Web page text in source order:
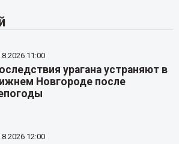
11:00
урагана устраняют в
Новгороде после
12:00